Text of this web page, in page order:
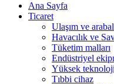
Ana Sayfa
Ticaret
Ulaşım ve
Havacılık ve
Tüketim malları
Endüstriyel
Yüksek
Tıbbi cihaz